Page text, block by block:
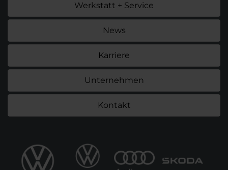
Werkstatt + Service
News
Karriere
Unternehmen
Kontakt